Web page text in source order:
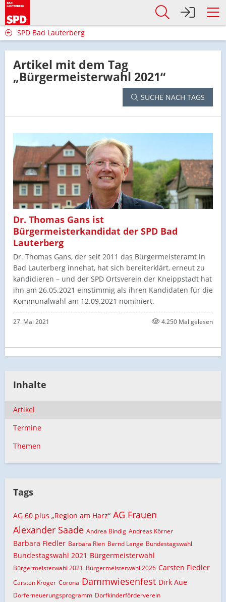
SPD Bad Lauterberg
Artikel mit dem Tag
„Bürgermeisterwahl 2021“
SUCHE NACH TAGS
Dr. Thomas Gans ist
Bürgermeisterkandidat der SPD Bad
Lauterberg
Dr. Thomas Gans, der seit 2011 das Bürgermeisteramt in
Bad Lauterberg innehat, hat sich bereiterklärt, erneut zu
kandidieren – und der SPD Ortsverein der Kneippstadt hat
ihn am 26.05.2021 einstimmig als ihren Kandidaten für die
Kommunalwahl am 12.09.2021 nominiert.
27. Mai 2021 4.250 Mal gelesen
Inhalte
Artikel
Termine
Themen
Tags
AG 60 plus „Region am Harz“ AG Frauen
Alexander Saade Andrea Bindig Andreas Körner
Barbara Fiedler Barbara Rien Bernd Lange Bundestagswahl
Bundestagswahl 2021 Bürgermeisterwahl
Bürgermeisterwahl 2021 Bürgermeisterwahl 2026 Carsten Fiedler
Carsten Kröger Corona Dammwiesenfest Dirk Aue
Dorferneuerungsprogramm Dorfkinderförderverein